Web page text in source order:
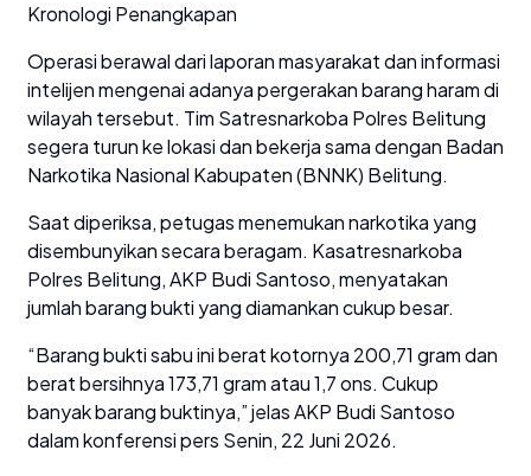
Kronologi Penangkapan
Operasi berawal dari laporan masyarakat dan informasi
intelijen mengenai adanya pergerakan barang haram di
wilayah tersebut. Tim Satresnarkoba Polres Belitung
segera turun ke lokasi dan bekerja sama dengan Badan
Narkotika Nasional Kabupaten (BNNK) Belitung.
Saat diperiksa, petugas menemukan narkotika yang
disembunyikan secara beragam. Kasatresnarkoba
Polres Belitung, AKP Budi Santoso, menyatakan
jumlah barang bukti yang diamankan cukup besar.
“Barang bukti sabu ini berat kotornya 200,71 gram dan
berat bersihnya 173,71 gram atau 1,7 ons. Cukup
banyak barang buktinya,” jelas AKP Budi Santoso
dalam konferensi pers Senin, 22 Juni 2026.